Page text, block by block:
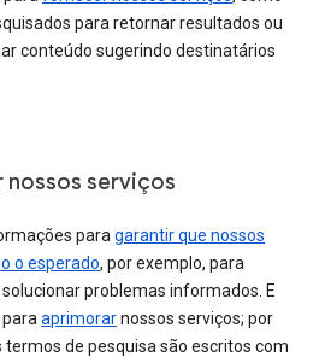
para retornar resultados ou
conteúdo sugerindo destinatários
nossos serviços
para garantir que nossos
o esperado, por exemplo, para
problemas informados. E
aprimorarnossos serviços; por
de pesquisa são escritos com